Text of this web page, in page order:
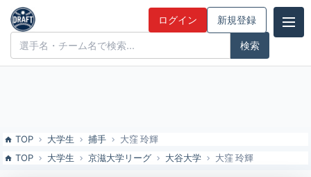
大窪 玲輝（大谷大）の特徴とドラフト評価 | ドラフト候補とみんなの
評価
ドラフト候補とみんなの評価 ログイン 新規登録
TOP 大学生 捕手
大窪 玲輝
TOP
大学生 京滋大学リーグ 大谷大学 大窪 玲輝